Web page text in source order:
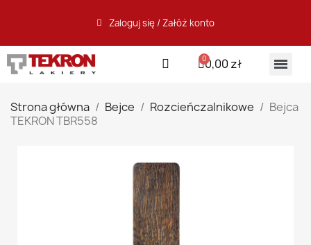
Zaloguj się / Załóż konto
0,00 zł
Strona główna Bejce Rozcieńczalnikowe
Bejca
TEKRON TBR558